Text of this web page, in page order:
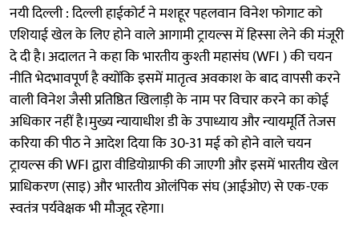
नयी दिल्ली : दिल्ली हाईकोर्ट ने मशहूर पहलवान विनेश फोगाट को
एशियाई खेल के लिए होने वाले आगामी ट्रायल्स में हिस्सा लेने की मंजूरी
दे दी है। अदालत ने कहा कि भारतीय कुश्ती महासंघ (WFI ) की चयन
नीति भेदभावपूर्ण है क्योंकि इसमें मातृत्व अवकाश के बाद वापसी करने
वाली विनेश जैसी प्रतिष्ठित खिलाड़ी के नाम पर विचार करने का कोई
अधिकार नहीं है।मुख्य न्यायाधीश डी के उपाध्याय और न्यायमूर्ति तेजस
करिया की पीठ ने आदेश दिया कि 30-31 मई को होने वाले चयन
ट्रायल्स की WFI द्वारा वीडियोग्राफी की जाएगी और इसमें भारतीय खेल
प्राधिकरण (साइ) और भारतीय ओलंपिक संघ (आईओए) से एक-एक
स्वतंत्र पर्यवेक्षक भी मौजूद रहेगा।